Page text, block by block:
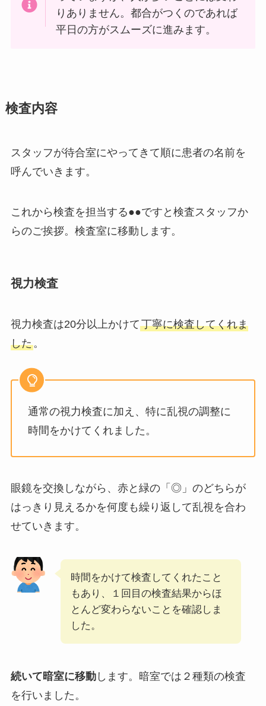
りありません。都合がつくのであれば
平日の方がスムーズに進みます。
検査内容
スタッフが待合室にやってきて順に患者の名前を
呼んでいきます。
これから検査を担当する●●ですと検査スタッフか
らのご挨拶。検査室に移動します。
視力検査
視力検査は20分以上かけて丁寧に検査してくれま
した。
通常の視力検査に加え、 特に乱視の調整に
時間をかけてくれました 。
眼鏡を交換しながら、赤と緑の「◎」のどちらが
はっきり見えるかを何度も繰り返して乱視を合わ
せていきます。
時間をかけて検査してくれたこと
もあり、１回目の検査結果からほ
とんど変わらないことを確認しま
した。
続いて暗室に移動します。暗室では２種類の検査
を行いました。